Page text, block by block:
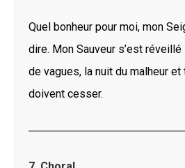
Quel bonheur pour moi, mon
dire. Mon Sauveur s’est
de vagues, la nuit du malheur et
doivent cesser.